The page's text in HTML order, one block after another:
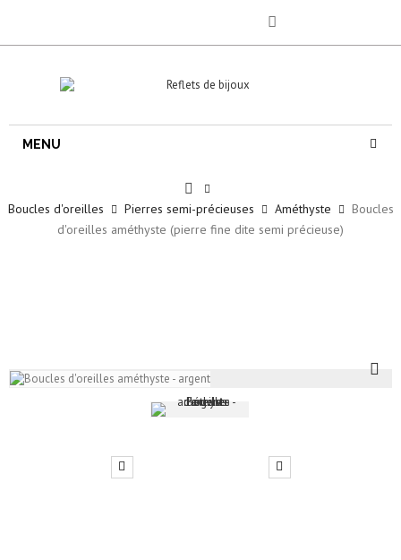
MENU
Boucles d'oreilles Pierres semi-précieuses Améthyste
Boucles
d'oreilles améthyste (pierre fine dite semi précieuse)